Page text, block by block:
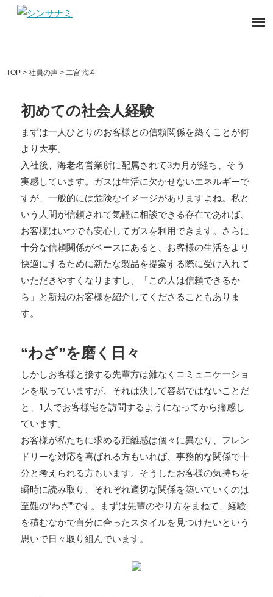
TOP > 社員の声 > 二宮 海斗
初めての社会人経験
まずは一人ひとりのお客様との信頼関係を築くことが何
より大事。
入社後、海老名営業所に配属されて3カ月が経ち、そう
実感しています。ガスは生活に欠かせないエネルギーで
すが、一般的には危険なイメージがありますよね。私と
いう人間が信頼されて気軽に相談できる存在であれば、
お客様はいつでも安心してガスを利用できます。さらに
十分な信頼関係がベースにあると、お客様の生活をより
快適にするために新たな製品を提案する際に受け入れて
いただきやすくなりますし、「この人は信頼できるか
ら」と新規のお客様を紹介してくださることもありま
す。
“わざ”を磨く日々
しかしお客様と接する先輩方は難なくコミュニケーショ
ンを取っていますが、それは決して容易ではないことだ
と、1人でお客様宅を訪問するようになってから痛感し
ています。
お客様が私たちに求める距離感は個々に異なり、フレン
ドリーな対応を喜ばれる方もいれば、事務的な関係で十
分と考えられる方もいます。そうしたお客様の気持ちを
瞬時に読み取り、それぞれ適切な関係を築いていくのは
至難の“わざ”です。まずは先輩のやり方をまねて、経験
を積むなかで自分に合ったスタイルを見つけたいという
思いで日々取り組んでいます。